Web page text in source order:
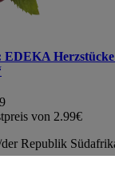
EDEKA
von 2.99€
Republik